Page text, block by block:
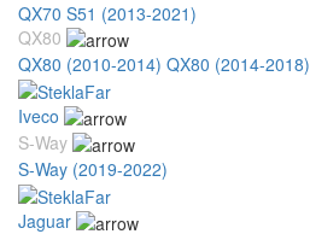
QX70 S51 (2013-2021)
QX80
QX80 (2010-2014) QX80 (2014-2018)
Iveco
S-Way
S-Way (2019-2022)
Jaguar